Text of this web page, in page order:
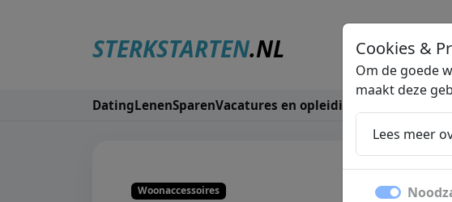
STERKSTARTEN.NL
DatingLenenSparenVacatures en opleidingen
Woonaccessoires
Cookies &
Om de goede
maakt deze
Lees meer